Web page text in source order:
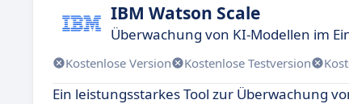
IBM Watson Scale
Überwachung von KI-Modellen im
Kostenlose Version Kostenlose Testversion
Ein leistungsstarkes Tool zur Überwachung